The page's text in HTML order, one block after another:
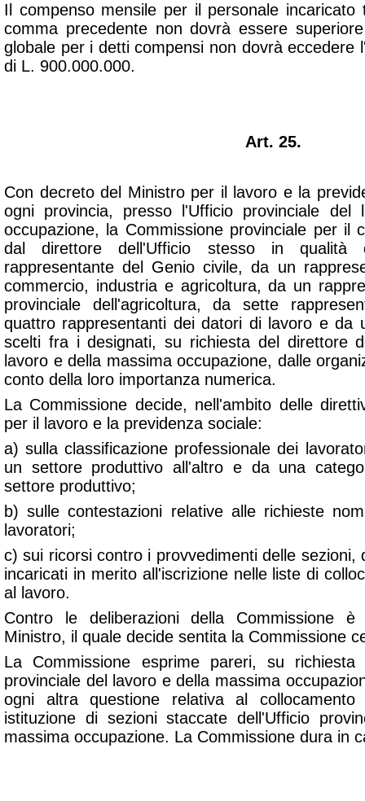
Il compenso mensile per il personale incaricato
comma precedente non dovrà essere
globale per i detti compensi non dovrà eccedere
di L. 900.000.000.
Art. 25.
Con decreto del Ministro per il lavoro e la
ogni provincia, presso l'Ufficio provinciale del
occupazione, la Commissione provinciale per il
dal direttore dell'Ufficio stesso in
rappresentante del Genio civile, da un
commercio, industria e agricoltura, da un
provinciale dell'agricoltura, da sette
quattro rappresentanti dei datori di lavoro e da
scelti fra i designati, su richiesta del direttore
lavoro e della massima occupazione, dalle
conto della loro importanza numerica.
La Commissione decide, nell'ambito delle
per il lavoro e la previdenza sociale:
a) sulla classificazione professionale dei
un settore produttivo all'altro e da una
settore produttivo;
b) sulle contestazioni relative alle richieste
lavoratori;
c) sui ricorsi contro i provvedimenti delle sezioni,
incaricati in merito all'iscrizione nelle liste di
al lavoro.
Contro le deliberazioni della Commissione
Ministro, il quale decide sentita la Commissione
La Commissione esprime pareri, su richiesta
provinciale del lavoro e della massima
ogni altra questione relativa al
istituzione di sezioni staccate dell'Ufficio
massima occupazione. La Commissione dura in